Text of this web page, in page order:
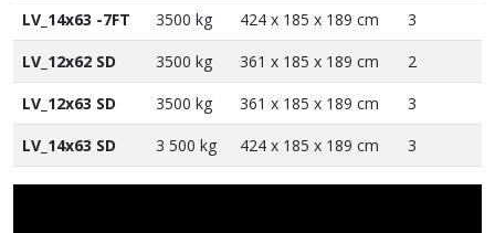
LV_14x63 -7FT
3500 kg 424 x 185 x 189 cm
3
LV_12x62 SD
3500 kg 361 x 185 x 189 cm
2
LV_12x63 SD
3500 kg 361 x 185 x 189 cm
3
LV_14x63 SD
3 500 kg 424 x 185 x 189 cm 3